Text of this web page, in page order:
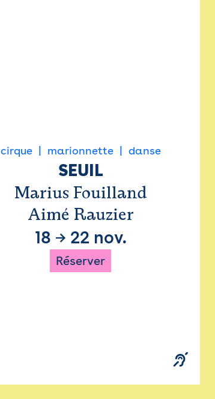
cirque marionnette danse
SEUIL
Marius Fouilland
Aimé Rauzier
18 → 22 nov.
Réserver